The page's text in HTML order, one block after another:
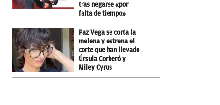
tras negarse «por
falta de tiempo»
Paz Vega se corta la
melena y estrena el
corte que han llevado
Úrsula Corberó y
Miley Cyrus